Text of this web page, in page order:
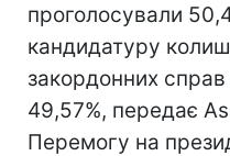
проголосували
кандидатуру
закордонних
49,57%, передає
Перемогу на